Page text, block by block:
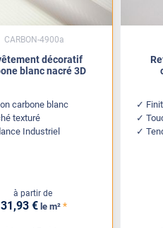
décoratif
blanc nacré 3D
carbone blanc
texturé
Industriel
à partir de
31,93 € le m² *
CARBON-4900a